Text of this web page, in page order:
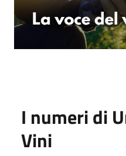
I numeri di
Vini